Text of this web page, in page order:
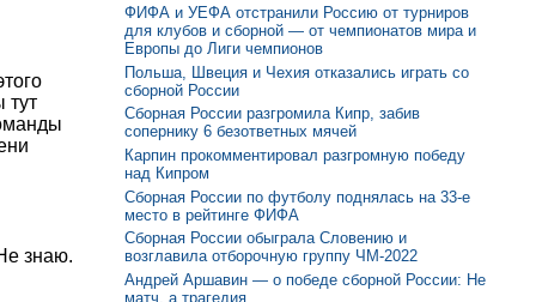
тут
знаю.
ФИФА и УЕФА отстранили Россию от турниров
для клубов и сборной — от чемпионатов мира и
Европы до Лиги чемпионов
Польша, Швеция и Чехия отказались играть со
сборной России
Сборная России разгромила Кипр, забив
сопернику 6 безответных мячей
Карпин прокомментировал разгромную победу
над Кипром
Сборная России по футболу поднялась на 33-е
место в рейтинге ФИФА
Сборная России обыграла Словению и
возглавила отборочную группу ЧМ-2022
Андрей Аршавин — о победе сборной России: Не
матч, а трагедия